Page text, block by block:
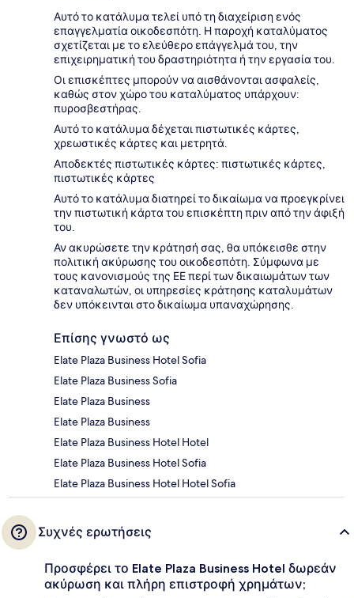
Αυτό το κατάλυμα τελεί υπό τη διαχείριση ενός
επαγγελματία οικοδεσπότη. Η παροχή καταλύματος
σχετίζεται με το ελεύθερο επάγγελμά του, την
επιχειρηματική του δραστηριότητα ή την εργασία του.
Οι επισκέπτες μπορούν να αισθάνονται ασφαλείς,
καθώς στον χώρο του καταλύματος υπάρχουν:
πυροσβεστήρας.
Αυτό το κατάλυμα δέχεται πιστωτικές κάρτες,
χρεωστικές κάρτες και μετρητά.
Αποδεκτές πιστωτικές κάρτες: πιστωτικές κάρτες,
πιστωτικές κάρτες
Αυτό το κατάλυμα διατηρεί το δικαίωμα να προεγκρίνει
την πιστωτική κάρτα του επισκέπτη πριν από την άφιξή
του.
Αν ακυρώσετε την κράτησή σας, θα υπόκεισθε στην
πολιτική ακύρωσης του οικοδεσπότη. Σύμφωνα με
τους κανονισμούς της ΕΕ περί των δικαιωμάτων των
καταναλωτών, οι υπηρεσίες κράτησης καταλυμάτων
δεν υπόκεινται στο δικαίωμα υπαναχώρησης.
Επίσης γνωστό ως
Elate Plaza Business Hotel Sofia
Elate Plaza Business Sofia
Elate Plaza Business
Elate Plaza Business
Elate Plaza Business Hotel Hotel
Elate Plaza Business Hotel Sofia
Elate Plaza Business Hotel Hotel Sofia
Συχνές ερωτήσεις
Προσφέρει το Elate Plaza Business Hotel δωρεάν
ακύρωση και πλήρη επιστροφή χρημάτων;